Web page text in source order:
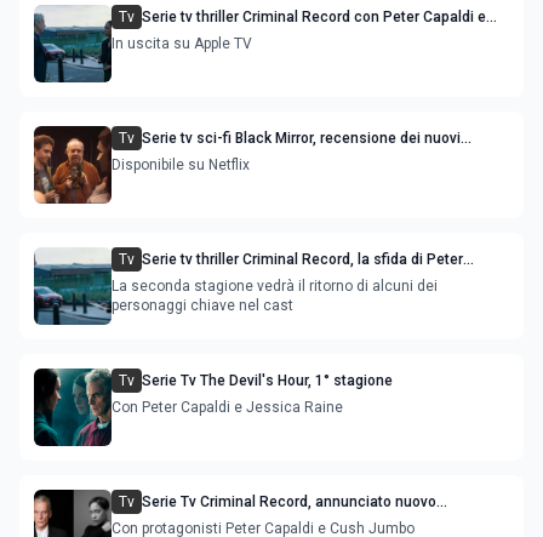
Tv Serie tv thriller Criminal Record con Peter Capaldi e
Cush Jumbo stagione 2
In uscita su Apple TV
Tv Serie tv sci-fi Black Mirror, recensione dei nuovi
episodi stagione 7
Disponibile su Netflix
Tv Serie tv thriller Criminal Record, la sfida di Peter
Capaldi e Cush Jumbo nella stagione 2
La seconda stagione vedrà il ritorno di alcuni dei
personaggi chiave nel cast
Tv Serie Tv The Devil's Hour, 1° stagione
Con Peter Capaldi e Jessica Raine
Tv Serie Tv Criminal Record, annunciato nuovo
poliziesco
Con protagonisti Peter Capaldi e Cush Jumbo